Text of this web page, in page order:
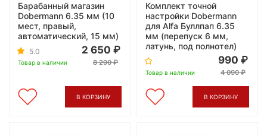
Барабанный магазин
Dobermann 6.35 мм (10
мест, правый,
автоматический, 15 мм)
5.0
Товар в наличии
2 650
8 290
В КОРЗИНУ
Комплект точной
настройки Dobermann
для Alfa Буллпап 6.35
мм (перепуск 6 мм,
латунь, под полнотел)
Товар в наличии
990
4 090
В КОРЗИНУ